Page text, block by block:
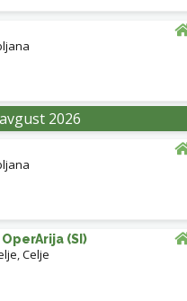
2026
(SI)
,Celje